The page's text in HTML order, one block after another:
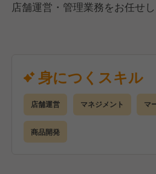
マーケティングのスキルを高
●他社では得られない成長の機
これからフランチャイズ本部
本格始動するため、新規事業
拡大に携わることで多くの経
また、今まで経験してきたお
店舗運営・管理業務をお任せし
●スタッフのシフト管理、採用
●店舗の売上・原価管理
●販促施策のプランニング
仕事を通じて『スタンドそのだ
繁盛店を生み出すための様々な
身につくスキル
店舗運営 マネジメント マ
商品開発